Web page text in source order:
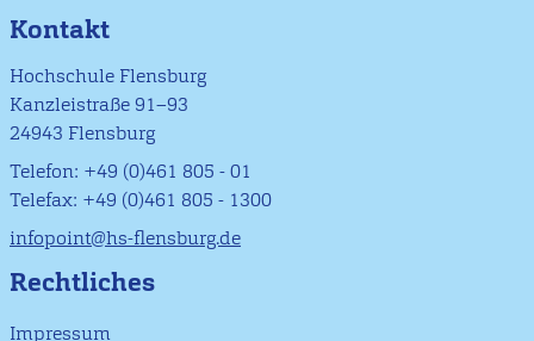
Kontakt
Hochschule Flensburg
Kanzleistraße 91–93
24943 Flensburg
Telefon: +49 (0)461 805 - 01
Telefax: +49 (0)461 805 - 1300
infopoint@hs-flensburg.de
Rechtliches
Impressum